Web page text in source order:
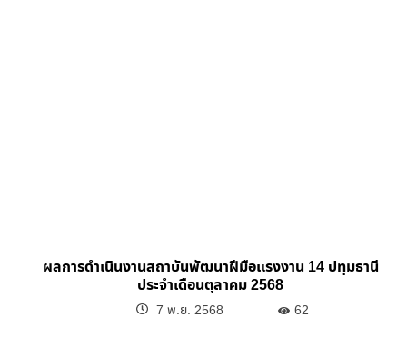
ผลการดำเนินงานสถาบันพัฒนาฝีมือแรงงาน 14 ปทุมธานี
ประจำเดือนตุลาคม 2568
7 พ.ย. 2568 62